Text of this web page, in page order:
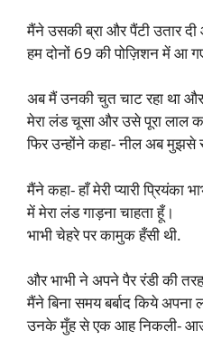
मैंने उसकी ब्रा और पैंटी उतार
हम दोनों 69 की पोज़िशन में आ
अब मैं उनकी चुत चाट रहा था और
मेरा लंड चूसा और उसे पूरा लाल
फिर उन्होंने कहा- नील अब मुझसे
मैंने कहा- हाँ मेरी प्यारी प्रियंका
में मेरा लंड गाड़ना चाहता हूँ।
भाभी चेहरे पर कामुक हँसी थी.
और भाभी ने अपने पैर रंडी की
मैंने बिना समय बर्बाद किये
उनके मुँह से एक आह निकली-